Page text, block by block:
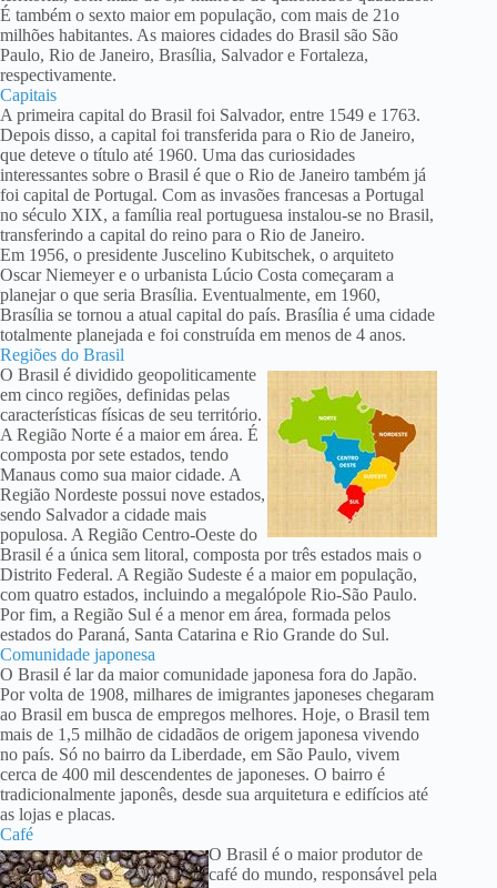
É também o sexto maior em população, com mais de 21o
milhões habitantes. As maiores cidades do Brasil são São
Paulo, Rio de Janeiro, Brasília, Salvador e Fortaleza,
respectivamente.
Capitais
A primeira capital do Brasil foi Salvador, entre 1549 e 1763.
Depois disso, a capital foi transferida para o Rio de Janeiro,
que deteve o título até 1960. Uma das curiosidades
interessantes sobre o Brasil é que o Rio de Janeiro também já
foi capital de Portugal. Com as invasões francesas a Portugal
no século XIX, a família real portuguesa instalou-se no Brasil,
transferindo a capital do reino para o Rio de Janeiro.
Em 1956, o presidente Juscelino Kubitschek, o arquiteto
Oscar Niemeyer e o urbanista Lúcio Costa começaram a
planejar o que seria Brasília. Eventualmente, em 1960,
Brasília se tornou a atual capital do país. Brasília é uma cidade
totalmente planejada e foi construída em menos de 4 anos.
Regiões do Brasil
O Brasil é dividido geopoliticamente
em cinco regiões, definidas pelas
características físicas de seu território.
A Região Norte é a maior em área. É
composta por sete estados, tendo
Manaus como sua maior cidade. A
Região Nordeste possui nove estados,
sendo Salvador a cidade mais
populosa. A Região Centro-Oeste do
Brasil é a única sem litoral, composta por três estados mais o
Distrito Federal. A Região Sudeste é a maior em população,
com quatro estados, incluindo a megalópole Rio-São Paulo.
Por fim, a Região Sul é a menor em área, formada pelos
estados do Paraná, Santa Catarina e Rio Grande do Sul.
Comunidade japonesa
O Brasil é lar da maior comunidade japonesa fora do Japão.
Por volta de 1908, milhares de imigrantes japoneses chegaram
ao Brasil em busca de empregos melhores. Hoje, o Brasil tem
mais de 1,5 milhão de cidadãos de origem japonesa vivendo
no país. Só no bairro da Liberdade, em São Paulo, vivem
cerca de 400 mil descendentes de japoneses. O bairro é
tradicionalmente japonês, desde sua arquitetura e edifícios até
as lojas e placas.
Café
O Brasil é o maior produtor de
café do mundo, responsável pela